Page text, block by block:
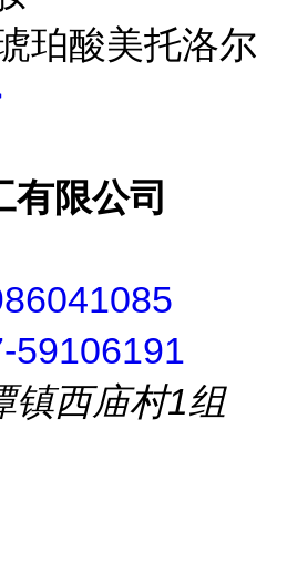
珀酸美托洛尔
有限公司
59106191
镇西庙村1组